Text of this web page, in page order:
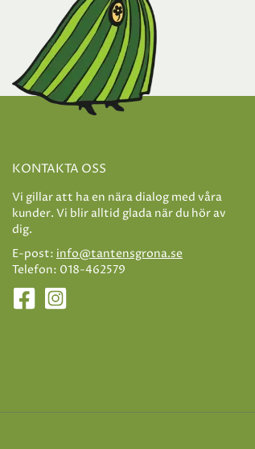
KONTAKTA OSS
Vi gillar att ha en nära dialog med våra
kunder. Vi blir alltid glada när du hör av
dig.
E-post: info@tantensgrona.se
Telefon: 018-462579